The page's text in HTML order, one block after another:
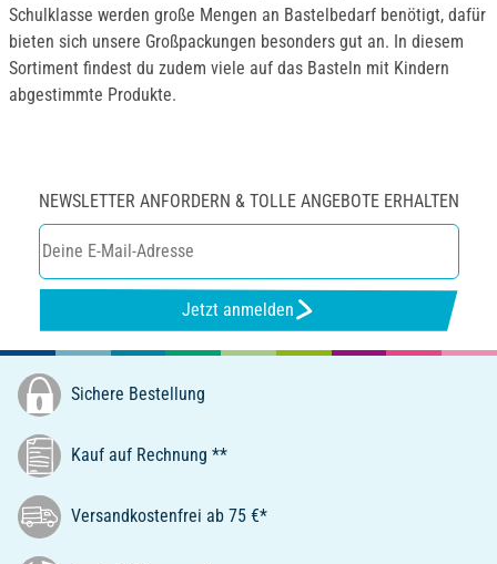
Schulklasse werden große Mengen an Bastelbedarf benötigt, dafür
bieten sich unsere Großpackungen besonders gut an. In diesem
Sortiment findest du zudem viele auf das Basteln mit Kindern
abgestimmte Produkte.
NEWSLETTER ANFORDERN & TOLLE ANGEBOTE ERHALTEN
Jetzt anmelden
Sichere Bestellung
Kauf auf Rechnung **
Versandkostenfrei ab 75 €*